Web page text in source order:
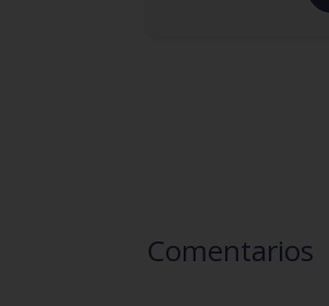
Comentarios